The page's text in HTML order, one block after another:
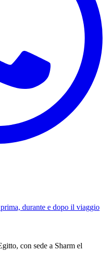
durante e dopo il viaggio
con sede a Sharm el